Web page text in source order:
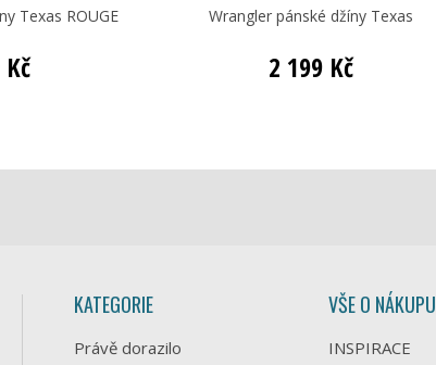
Texas ROUGE Wrangler pánské džíny Texas
2 199 Kč
KATEGORIE
Právě dorazilo
VŠE O NÁKUPU
INSPIRACE